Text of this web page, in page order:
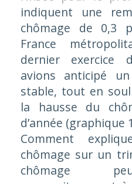
indiquent une
chômage de 0,3
France
dernier exercice
avions anticipé
stable, tout en
la hausse du
d’année (graphique
Comment
chômage sur un
chômage